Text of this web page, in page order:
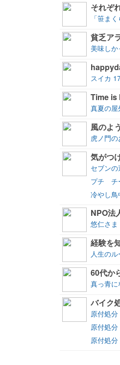
それぞ
「笹まく
貧乏ア
美味し
スイカ
Time is
真夏の屋
風のよ
虎ノ門
気がつ
セブン
プチ チ
冷やし
NPO法
悠仁さま
人生の
60代か
真っ青
原付処
原付処
原付処